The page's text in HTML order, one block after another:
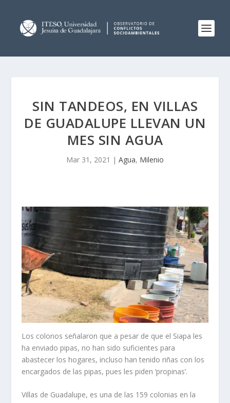
SIN TANDEOS, EN VILLAS
DE GUADALUPE LLEVAN UN
MES SIN AGUA
Mar 31, 2021 | Agua, Milenio
Los colonos señalaron que a pesar de que el Siapa les
ha enviado pipas, no han sido suficientes para
abastecer los hogares, incluso han tenido riñas con los
encargados de las pipas, pues les piden ‘propinas’.
Villas de Guadalupe, es una de las 159 colonias en la